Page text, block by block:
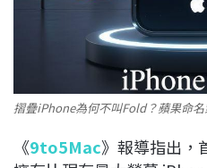
摺疊iPhone為何不叫Fold？蘋果命名
《9to5Mac》報導指出，